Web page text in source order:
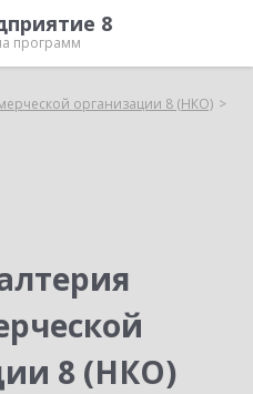
8
программ
организации 8 (НКО)
8 (НКО)